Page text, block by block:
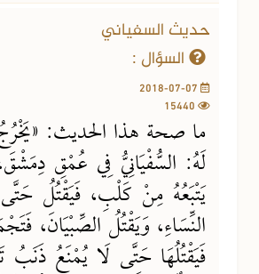
حديث السفياني
السؤال :
ما صحة هذا الحديث:
لَهُ: السُّفْيَانِيُّ فِي عُمْقِ
يَتْبَعُهُ مِنْ كَلْبِ، فَيَقْتُلُ
النِّسَاءِ، وَيَقْتُلُ الصِّبْيَانَ،
فَيَقْتُلُهَا حَتَّى لَا يُمْنَعُ ذَنَبُ